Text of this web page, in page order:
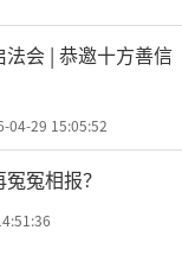
会 | 恭邀十方善信
04-29 15:05:52
冤相报？